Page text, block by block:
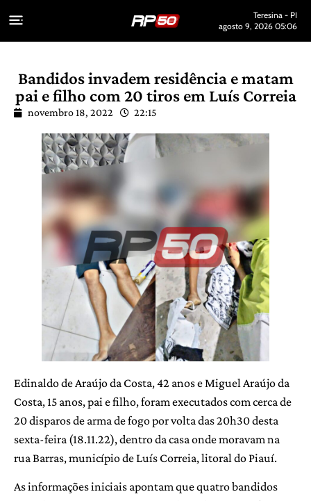
Teresina - PI
agosto 9, 2026 05:06
Bandidos invadem residência e matam
pai e filho com 20 tiros em Luís Correia
novembro 18, 2022 22:15
Edinaldo de Araújo da Costa, 42 anos e Miguel Araújo da
Costa, 15 anos, pai e filho, foram executados com cerca de
20 disparos de arma de fogo por volta das 20h30 desta
sexta-feira (18.11.22), dentro da casa onde moravam na
rua Barras, município de Luís Correia, litoral do Piauí.
As informações iniciais apontam que quatro bandidos